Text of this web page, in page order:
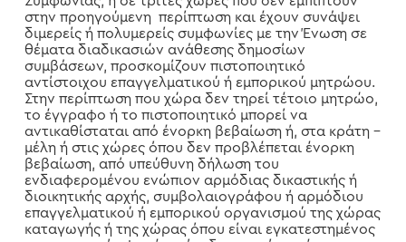
στην προηγούμενη περίπτωση και έχουν συνάψει
διμερείς ή πολυμερείς συμφωνίες με την Ένωση σε
θέματα διαδικασιών ανάθεσης δημοσίων
συμβάσεων, προσκομίζουν πιστοποιητικό
αντίστοιχου επαγγελματικού ή εμπορικού μητρώου.
Στην περίπτωση που χώρα δεν τηρεί τέτοιο μητρώο,
το έγγραφο ή το πιστοποιητικό μπορεί να
αντικαθίσταται από ένορκη βεβαίωση ή, στα κράτη –
μέλη ή στις χώρες όπου δεν προβλέπεται ένορκη
βεβαίωση, από υπεύθυνη δήλωση του
ενδιαφερομένου ενώπιον αρμόδιας δικαστικής ή
διοικητικής αρχής, συμβολαιογράφου ή αρμόδιου
επαγγελματικού ή εμπορικού οργανισμού της χώρας
καταγωγής ή της χώρας όπου είναι εγκατεστημένος